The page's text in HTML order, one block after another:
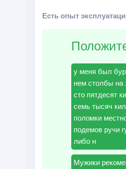
Есть опыт
у меня был
нем столбы на
сто пятдесят
семь тысяч
поломки
подемов ручи
либо н
Мужики